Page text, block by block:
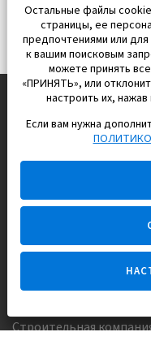
EUROPISOL 2002 S.L.
Строим и продаем дома
для счастливой жизни
Задайте
Строительная
Остальные файлы
страницы, ее
предпочтениями или
к вашим поисковым
можете принять
«ПРИНЯТЬ», или
настроить их,
Если вам нужна